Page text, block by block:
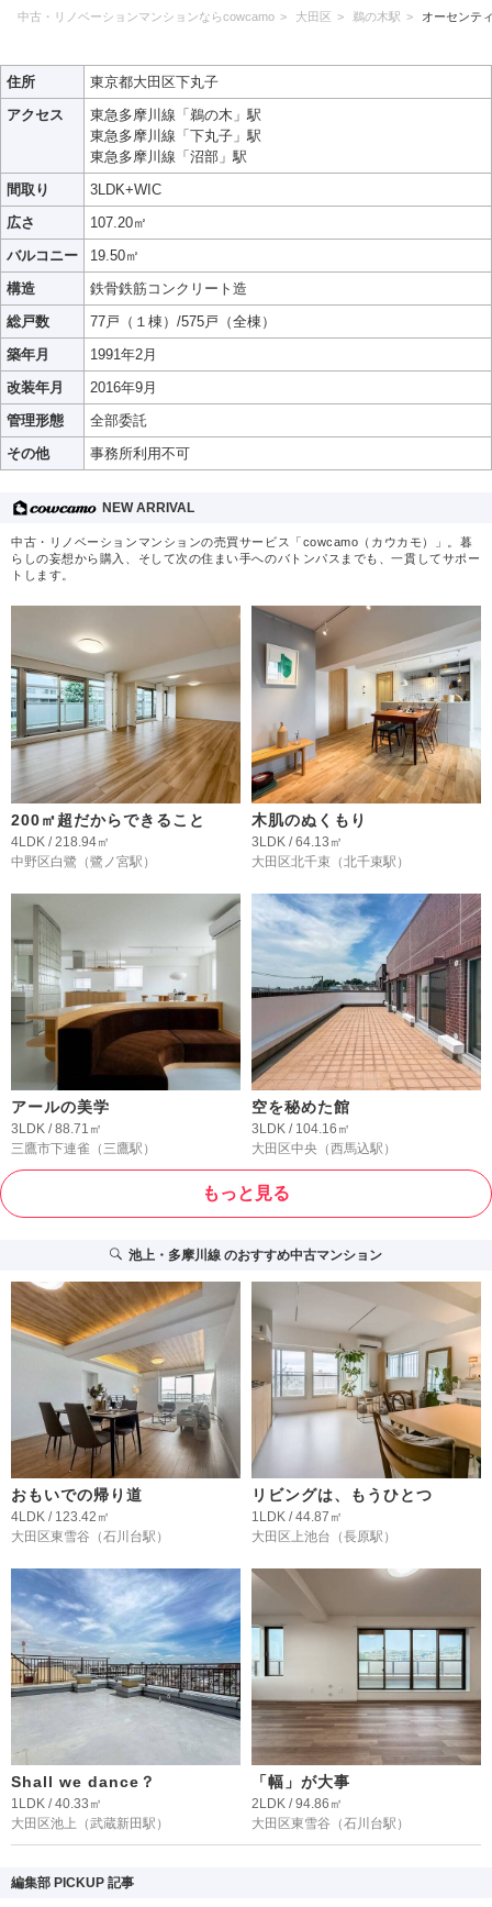
中古・リノベーションマンションならcowcamo 大田区 鵜の木駅 オーセンテ
住所
東京都大田区下丸子
アクセス
東急多摩川線「鵜の木」駅
東急多摩川線「下丸子」駅
東急多摩川線「沼部」駅
間取り
3LDK+WIC
広さ
107.20㎡
バルコニー
19.50㎡
構造
鉄骨鉄筋コンクリート造
総戸数
77戸（１棟）/575戸（全棟）
築年月
1991年2月
改装年月
2016年9月
管理形態
全部委託
その他
事務所利用不可
NEW ARRIVAL
中古・リノベーションマンションの売買サービス「cowcamo（カウカモ）」。暮
らしの妄想から購入、そして次の住まい手へのバトンパスまでも、一貫してサポー
トします。
200㎡超だからできること
4LDK / 218.94㎡
中野区白鷺 （鷺ノ宮駅）
木肌のぬくもり
3LDK / 64.13㎡
大田区北千束 （北千束駅）
アールの美学
3LDK / 88.71㎡
三鷹市下連雀 （三鷹駅）
空を秘めた館
3LDK / 104.16㎡
大田区中央 （西馬込駅）
もっと見る
池上・多摩川線のおすすめ中古マンション
おもいでの帰り道
4LDK / 123.42㎡
大田区東雪谷 （石川台駅）
リビングは、もうひとつ
1LDK / 44.87㎡
大田区上池台 （長原駅）
Shall we dance？
1LDK / 40.33㎡
大田区池上 （武蔵新田駅）
「幅」が大事
2LDK / 94.86㎡
大田区東雪谷 （石川台駅）
編集部 PICKUP 記事